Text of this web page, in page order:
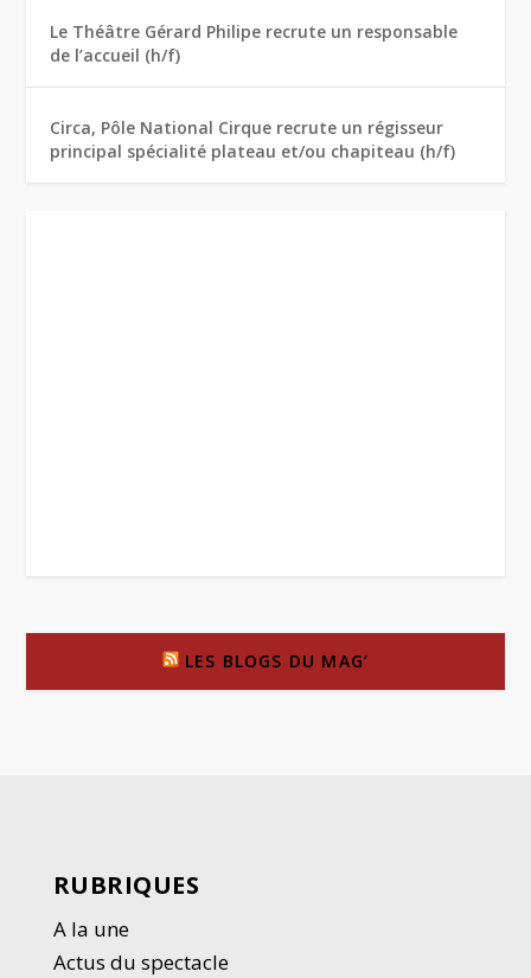
Le Théâtre Gérard Philipe recrute un responsable
de l’accueil (h/f)
Circa, Pôle National Cirque recrute un régisseur
principal spécialité plateau et/ou chapiteau (h/f)
LES BLOGS DU MAG’
RUBRIQUES
A la une
Actus du spectacle